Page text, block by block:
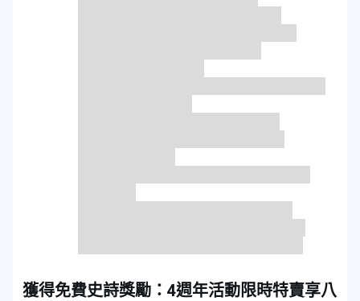
獲得免費史詩獎勵：4週年活動限時特賣享八